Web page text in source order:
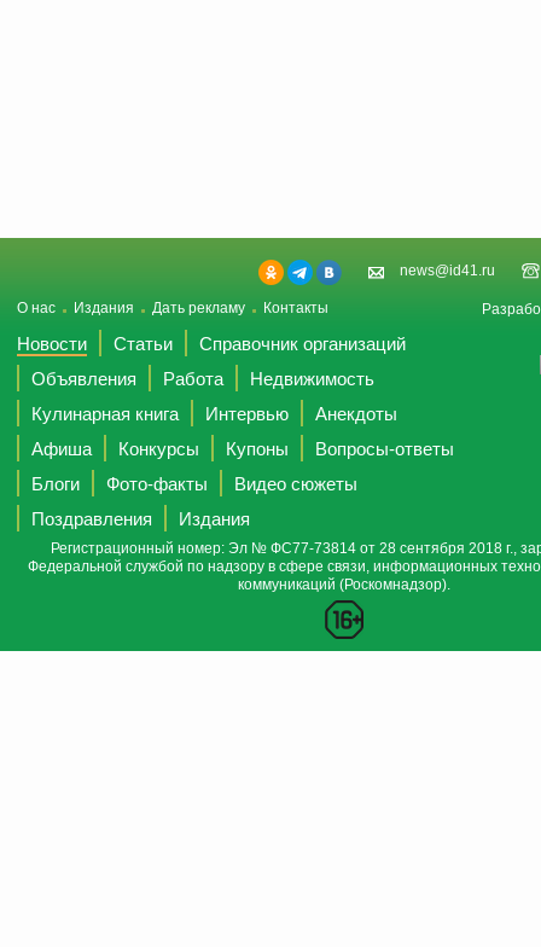
news@id41.ru
О нас Издания Дать рекламу Контакты
Новости Статьи
Справочник организаций
Объявления
Работа
Недвижимость
Кулинарная книга
Интервью
Анекдоты
Афиша
Конкурсы Купоны
Вопросы-ответы
Блоги
Фото-факты
Видео сюжеты
Поздравления
Издания
Регистрационный номер: Эл № ФС77-73814 от 28 сентября 2018 г.,
Федеральной службой по надзору в сфере связи, информационных
коммуникаций (Роскомнадзор).